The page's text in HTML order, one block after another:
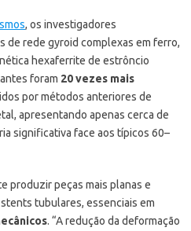
, os investigadores
de rede gyroid complexas em ferro,
hexaferrite de estrôncio
foram 20 vezes mais
por métodos anteriores de
apresentando apenas cerca de
significativa face aos típicos 60–
produzir peças mais planas e
tubulares, essenciais em
. “A redução da deformação